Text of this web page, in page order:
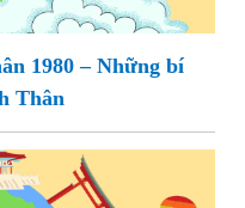
1980 – Những bí
Thân